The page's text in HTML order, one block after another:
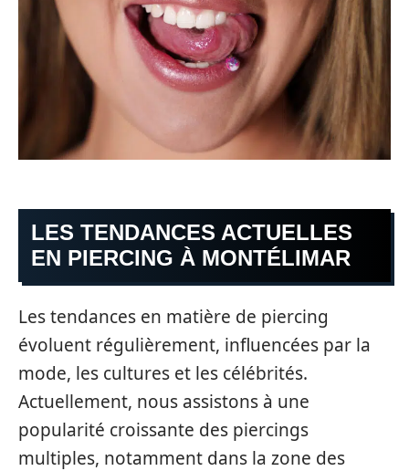
LES TENDANCES ACTUELLES
EN PIERCING À MONTÉLIMAR
Les tendances en matière de piercing
évoluent régulièrement, influencées par la
mode, les cultures et les célébrités.
Actuellement, nous assistons à une
popularité croissante des piercings
multiples, notamment dans la zone des